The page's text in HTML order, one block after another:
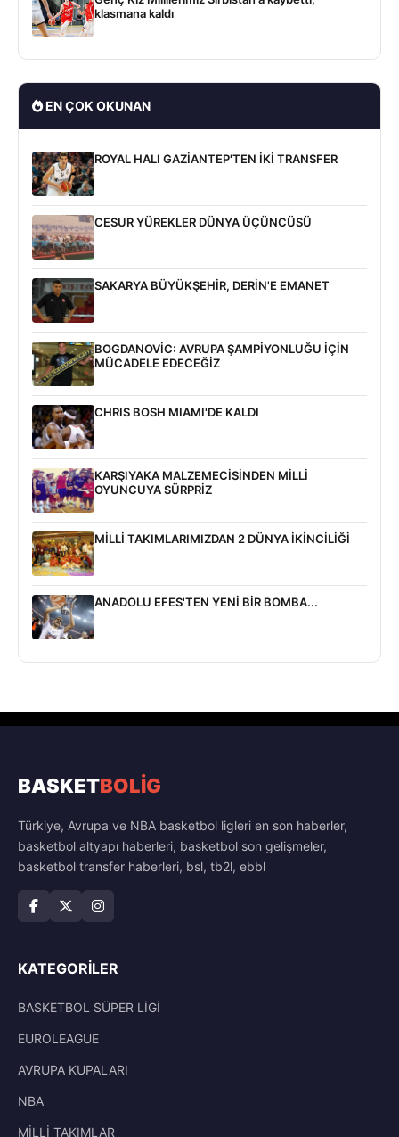
klasmana kaldı
EN ÇOK OKUNAN
ROYAL HALI GAZİANTEP'TEN İKİ TRANSFER
CESUR YÜREKLER DÜNYA ÜÇÜNCÜSÜ
SAKARYA BÜYÜKŞEHİR, DERİN'E EMANET
BOGDANOVİC: AVRUPA ŞAMPİYONLUĞU İÇİN
MÜCADELE EDECEĞİZ
CHRIS BOSH MIAMI'DE KALDI
KARŞIYAKA MALZEMECİSİNDEN MİLLİ
OYUNCUYA SÜRPRİZ
MİLLİ TAKIMLARIMIZDAN 2 DÜNYA İKİNCİLİĞİ
ANADOLU EFES'TEN YENİ BİR BOMBA...
BASKETBOLİG
Türkiye, Avrupa ve NBA basketbol ligleri en son haberler,
basketbol altyapı haberleri, basketbol son gelişmeler,
basketbol transfer haberleri, bsl, tb2l, ebbl
KATEGORILER
BASKETBOL SÜPER LİGİ
EUROLEAGUE
AVRUPA KUPALARI
NBA
MİLLİ TAKIMLAR